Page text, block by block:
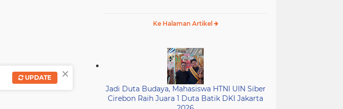
Ke Halaman Artikel
Jadi Duta Budaya, Mahasiswa HTNI UIN Siber
Cirebon Raih Juara 1 Duta Batik DKI Jakarta
×
UPDATE